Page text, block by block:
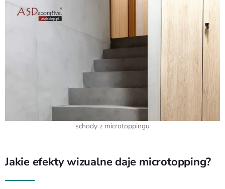
schody z microtoppingu
Jakie efekty wizualne daje microtopping?